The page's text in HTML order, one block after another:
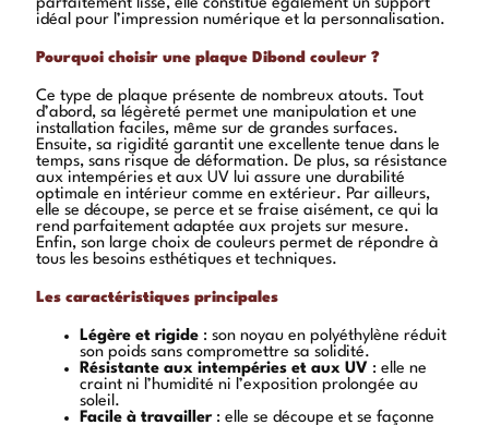
parfaitement lisse, elle constitue également un support
idéal pour l’impression numérique et la personnalisation.
Pourquoi choisir une plaque Dibond couleur ?
Ce type de plaque présente de nombreux atouts. Tout
d’abord, sa légèreté permet une manipulation et une
installation faciles, même sur de grandes surfaces.
Ensuite, sa rigidité garantit une excellente tenue dans le
temps, sans risque de déformation. De plus, sa résistance
aux intempéries et aux UV lui assure une durabilité
optimale en intérieur comme en extérieur. Par ailleurs,
elle se découpe, se perce et se fraise aisément, ce qui la
rend parfaitement adaptée aux projets sur mesure.
Enfin, son large choix de couleurs permet de répondre à
tous les besoins esthétiques et techniques.
Les caractéristiques principales
Légère et rigide : son noyau en polyéthylène réduit
son poids sans compromettre sa solidité.
Résistante aux intempéries et aux UV : elle ne
craint ni l’humidité ni l’exposition prolongée au
soleil.
Facile à travailler: elle se découpe et se façonne